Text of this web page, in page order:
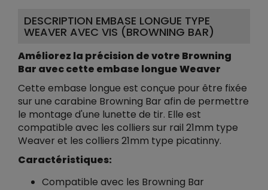
DESCRIPTION EMBASE LONGUE TYPE
WEAVER AVEC VIS (BROWNING BAR)
Améliorez la précision de votre Browning
Bar avec cette embase longue Weaver
Cette embase longue est conçue pour être fixée
sur une carabine Browning Bar afin de permettre
le montage d'une lunette de tir. Elle est
compatible avec les colliers sur rail 21mm type
Weaver et les colliers 21mm type picatinny.
Caractéristiques:
Compatible avec les Browning Bar